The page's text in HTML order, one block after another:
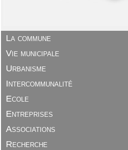
La commune
Vie municipale
Urbanisme
Intercommunalité
Ecole
Entreprises
Associations
Recherche